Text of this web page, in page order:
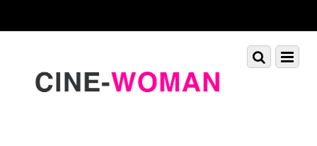
down
Menu
Scroll
down